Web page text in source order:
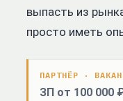
выпасть из
просто иметь
ПАРТНЁР ·
ЗП от 100 000